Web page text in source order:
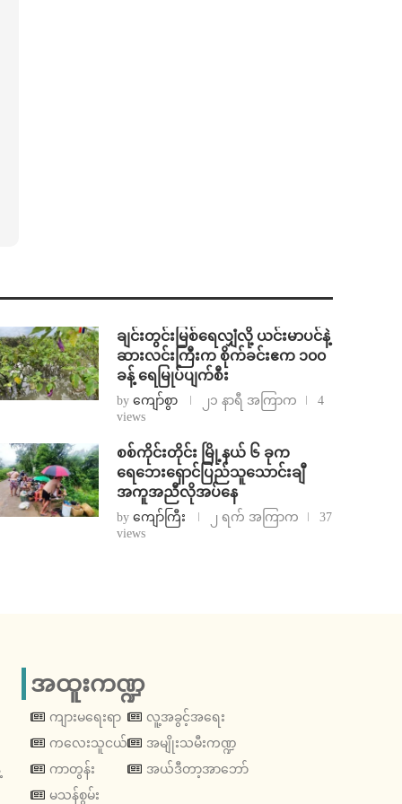
ချင်းတွင်းမြစ်ရေလျှံလို့ ယင်းမာပင်နဲ့
ဆားလင်းကြီးက စိုက်ခင်းဧက ၁၀၀
ခန့် ရေမြုပ်ပျက်စီး
byကျော်စွာ ၂၁ နာရီ အကြာက
4
views
စစ်ကိုင်းတိုင်း မြို့နယ် ၆ ခုက
ရေဘေးရှောင်ပြည်သူသောင်းချီ
အကူအညီလိုအပ်နေ
byကျော်ကြီး ၂ ရက် အကြာက
37
views
အထူးကဏ္ဍ
ကျားမရေးရာ
ကလေးသူငယ်
ကာတွန်း
မသန်စွမ်း
လူ့အခွင့်အရေး
အမျိုးသမီးကဏ္ဍ
အယ်ဒီတာ့အာဘော်